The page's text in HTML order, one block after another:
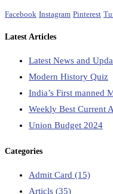
Facebook Instagram Pinterest
Latest Articles
Latest News and
Modern History Quiz
India’s First manned
Weekly Best Current
Union Budget 2024
Categories
Admit Card (15)
Articls (35)